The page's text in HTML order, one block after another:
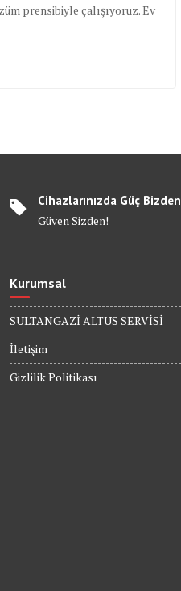
prensibiyle çalışıyoruz. Ev
Cihazlarınızda Güç Bizden
Güven Sizden!
Kurumsal
SULTANGAZİ ALTUS SERVİSİ
İletişim
Gizlilik Politikası